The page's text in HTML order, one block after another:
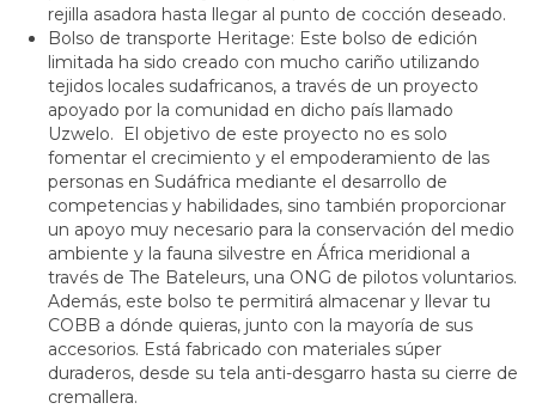
rejilla asadora hasta llegar al punto de cocción deseado.
Bolso de transporte Heritage: Este bolso de edición
limitada ha sido creado con mucho cariño utilizando
tejidos locales sudafricanos, a través de un proyecto
apoyado por la comunidad en dicho país llamado
Uzwelo. El objetivo de este proyecto no es solo
fomentar el crecimiento y el empoderamiento de las
personas en Sudáfrica mediante el desarrollo de
competencias y habilidades, sino también proporcionar
un apoyo muy necesario para la conservación del medio
ambiente y la fauna silvestre en África meridional a
través de The Bateleurs, una ONG de pilotos voluntarios.
Además, este bolso te permitirá almacenar y llevar tu
COBB a dónde quieras, junto con la mayoría de sus
accesorios. Está fabricado con materiales súper
duraderos, desde su tela anti-desgarro hasta su cierre de
cremallera.